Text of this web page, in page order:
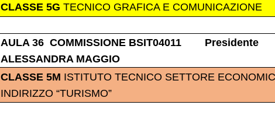
CLASSE 5G TECNICO GRAFICA E COMUNICAZIONE
AULA 36 COMMISSIONE BSIT04011 Presidente
ALESSANDRA MAGGIO
CLASSE 5M ISTITUTO TECNICO SETTORE
INDIRIZZO “TURISMO”